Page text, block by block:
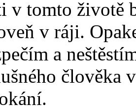
v tomto životě
v ráji.
a
člověka